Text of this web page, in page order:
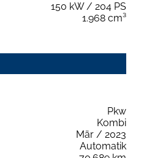
150 kW / 204 PS
1.968 cm³
Pkw
Kombi
Mär / 2023
Automatik